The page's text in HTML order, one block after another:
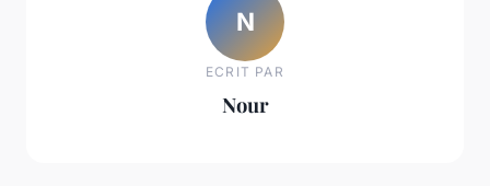
N
ECRIT PAR
Nour